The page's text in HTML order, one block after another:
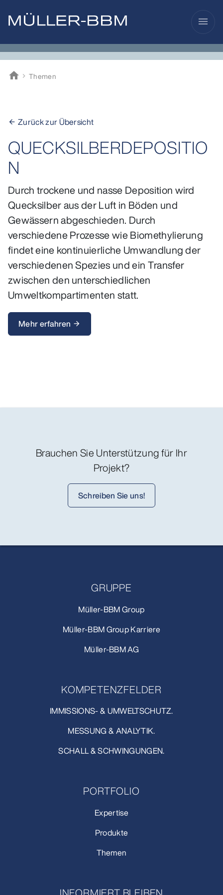
menu
home
Müller-BBM
Themen
arrow_back Zurück zur Übersicht
QUECKSILBERDEPOSITIO
N
Durch trockene und nasse Deposition wird
Quecksilber aus der Luft in Böden und
Gewässern abgeschieden. Durch
verschiedene Prozesse wie Biomethylierung
findet eine kontinuierliche Umwandlung der
verschiedenen Spezies und ein Transfer
zwischen den unterschiedlichen
Umweltkompartimenten statt.
Mehr erfahren arrow_forward
Brauchen Sie Unterstützung für Ihr
Projekt?
Schreiben Sie uns!
GRUPPE
Müller-BBM Group
Müller-BBM Group Karriere
Müller-BBM AG
KOMPETENZFELDER
IMMISSIONS- & UMWELTSCHUTZ.
MESSUNG & ANALYTIK.
SCHALL & SCHWINGUNGEN.
PORTFOLIO
Expertise
Produkte
Themen